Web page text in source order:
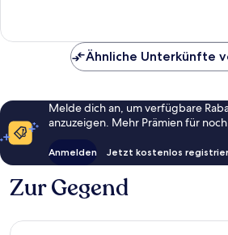
Ähnliche Unterkünfte
Melde dich an, um verfügbare
anzuzeigen. Mehr Prämien für
Anmelden Jetzt kostenlos
Zur Gegend